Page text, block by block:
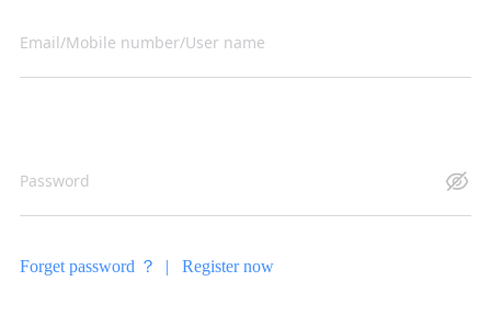
Forget password ？ | Register now